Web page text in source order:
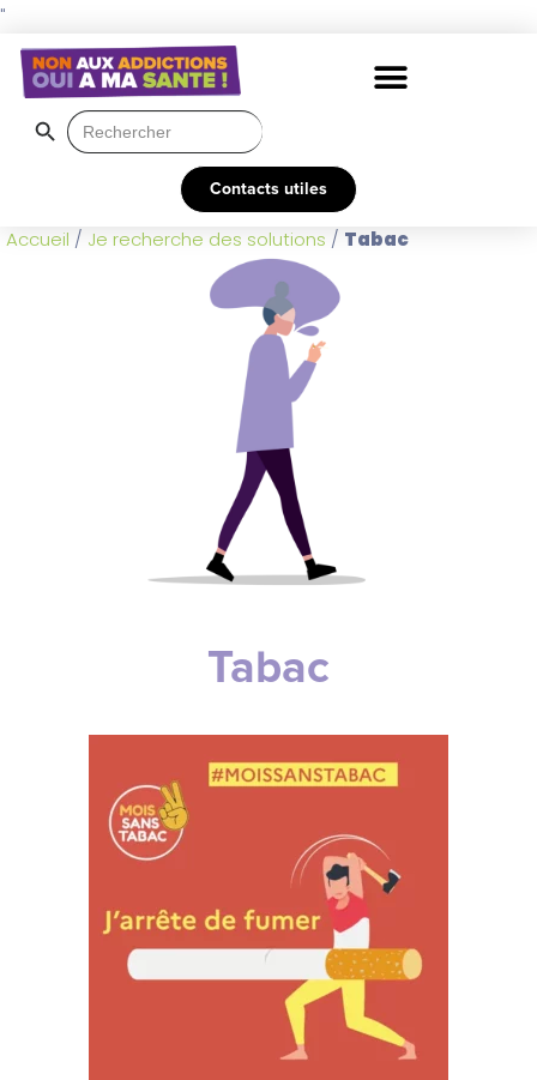
"
Search
for:
Search Button
Contacts utiles
Accueil / Je recherche des solutions / Tabac
Tabac